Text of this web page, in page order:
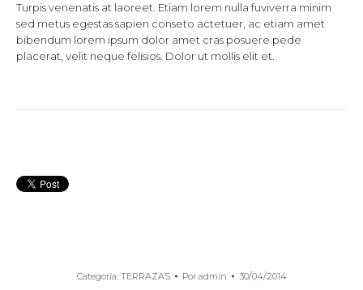
Turpis venenatis at laoreet. Etiam lorem nulla fuviverra minim
sed metus egestas sapien conseto actetuer, ac etiam amet
bibendum lorem ipsum dolor amet cras posuere pede
placerat, velit neque felisios. Dolor ut mollis elit et.
Categoría: TERRAZAS Por admin 30/04/2014